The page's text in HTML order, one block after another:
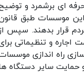
ای برشمرد و توضیح
موسسات طبق قانون
قرار بدهند. سپس از
و تنظیماتی برای
راه اندازی موسسات
حمایت سایر دستگاه ها